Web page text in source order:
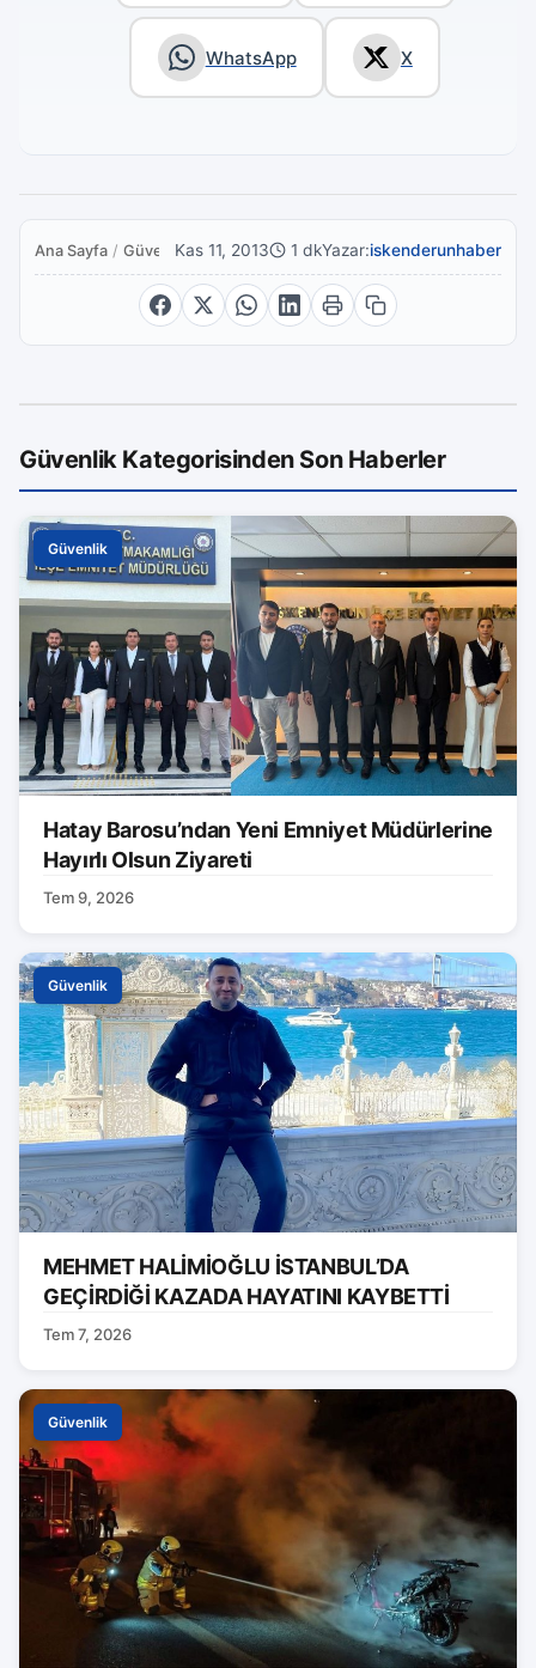
WhatsApp X
Ana Sayfa / GüvenlikKas 11, 2013 1 dkYazar:iskenderunhaber
Güvenlik Kategorisinden Son Haberler
Güvenlik
Hatay Barosu’ndan Yeni Emniyet Müdürlerine
Hayırlı Olsun Ziyareti
Tem 9, 2026
Güvenlik
MEHMET HALİMİOĞLU İSTANBUL’DA
GEÇİRDİĞİ KAZADA HAYATINI KAYBETTİ
Tem 7, 2026
Güvenlik